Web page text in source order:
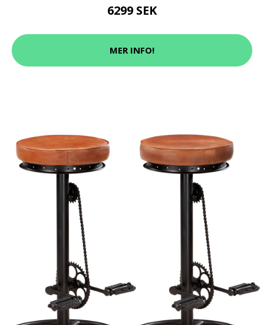
6299 SEK
MER INFO!